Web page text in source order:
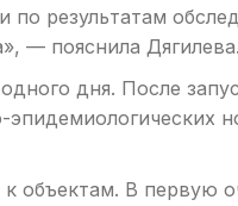
результатам
— пояснила Дягилева.
дня. После
объектам. В первую